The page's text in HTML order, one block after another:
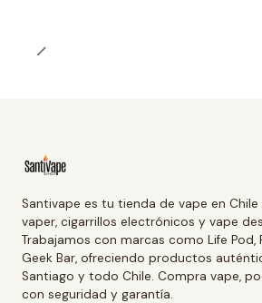
Santivape es tu tienda de vape en Chile
vaper, cigarrillos electrónicos y vape
Trabajamos con marcas como Life Pod,
Geek Bar, ofreciendo productos
Santiago y todo Chile. Compra vape,
con seguridad y garantía.